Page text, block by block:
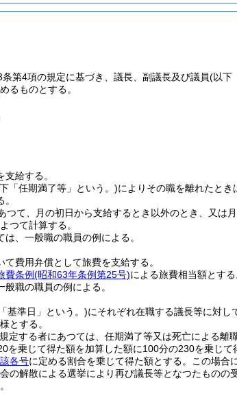
条第4項の規定に基づき、議長、副議長及び議員(以下
るものとする。
給する。
「任期満了等」という。)によりその職を離れたとき
つて、月の初日から支給するとき以外のとき、又は
つて計算する。
、一般職の職員の例による。
費用弁償として旅費を支給する。
費条例(昭和63年条例第25号)による旅費相当額とする
職の職員の例による。
基準日」という。)にそれぞれ在職する議長等に対し
とする。
定する者にあつては、任期満了等又は死亡による離
を乗じて得た額を加算した額に100分の230を乗じ
各号に定める割合を乗じて得た額とする。
この場合
解散による選挙により再び議長等となつたものの